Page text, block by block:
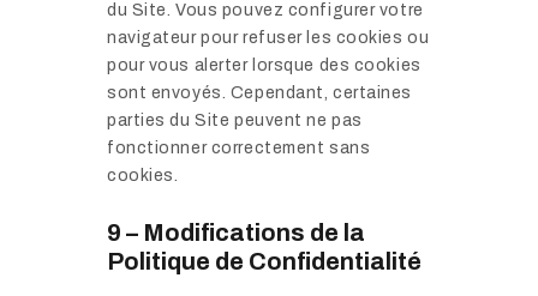
du Site. Vous pouvez configurer votre
navigateur pour refuser les cookies ou
pour vous alerter lorsque des cookies
sont envoyés. Cependant, certaines
parties du Site peuvent ne pas
fonctionner correctement sans
cookies.
9 – Modifications de la
Politique de Confidentialité